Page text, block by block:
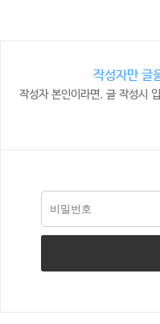
작성자만 글
작성자 본인이라면, 글 작성시